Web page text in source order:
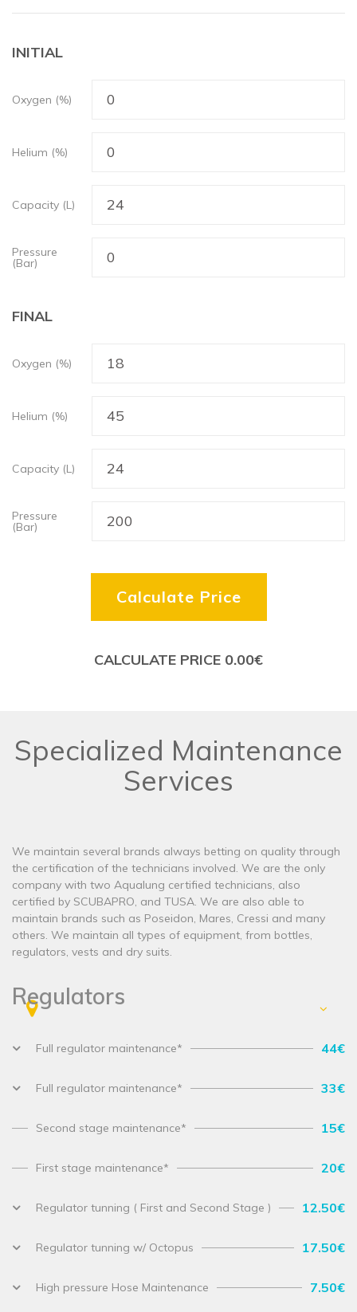
INITIAL
Oxygen (%)
Helium (%)
Capacity (L)
Pressure
(Bar)
FINAL
Oxygen (%)
Helium (%)
Capacity (L)
Pressure
(Bar)
Calculate Price
CALCULATE PRICE 0.00€
Specialized Maintenance
Services
We maintain several brands always betting on quality through
the certification of the technicians involved. We are the only
company with two Aqualung certified technicians, also
certified by SCUBAPRO, and TUSA. We are also able to
maintain brands such as Poseidon, Mares, Cressi and many
others. We maintain all types of equipment, from bottles,
regulators, vests and dry suits.
Regulators
Full regulator maintenance* 44€
Full regulator maintenance* 33€
Second stage maintenance* 15€
First stage maintenance* 20€
Regulator tunning ( First and Second Stage ) 12.50€
Regulator tunning w/ Octopus 17.50€
High pressure Hose Maintenance 7.50€